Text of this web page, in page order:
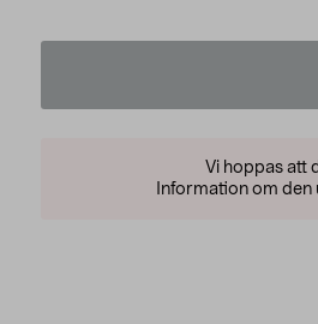
Vi hoppas att
Information om den